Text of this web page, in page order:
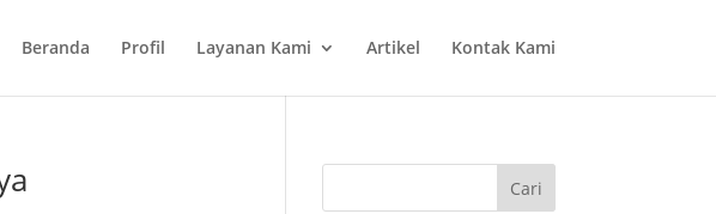
Beranda Profil Layanan Kami Artikel Kontak Kami
Cari